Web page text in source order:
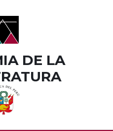
DE LA